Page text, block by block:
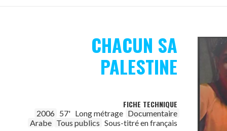
CHACUN SA
PALESTINE
FICHE TECHNIQUE
2006 57' Long métrage Documentaire
Arabe Tous publics Sous-titré en français